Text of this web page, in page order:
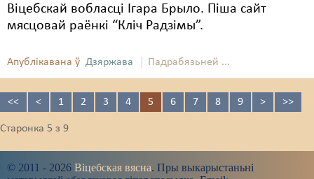
Віцебскай вобласці Ігара Брыло. Піша сайт
мясцовай раёнкі “Кліч Радзімы”.
Апублікавана ў Дзяржава Падрабязьней ...
<< < 1 2 3 4 5 6 7 8 9 > >>
Старонка 5 з 9
© 2011 - 2026 Віцебская вясна. Пры выкарыстаньні